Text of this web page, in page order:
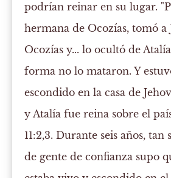
podrían reinar en su lugar.
hermana de Ocozías, tomó a
Ocozías y... lo ocultó de
forma no lo mataron. Y
escondido en la casa de
y Atalía fue reina sobre el
11:2,3. Durante seis años,
de gente de confianza supo